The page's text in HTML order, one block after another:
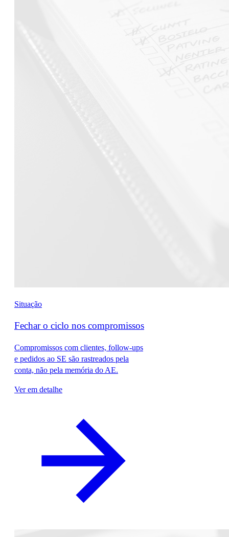
Situação
Fechar o ciclo nos compromissos
Compromissos com clientes, follow-ups
e pedidos ao SE são rastreados pela
conta, não pela memória do AE.
Ver em detalhe